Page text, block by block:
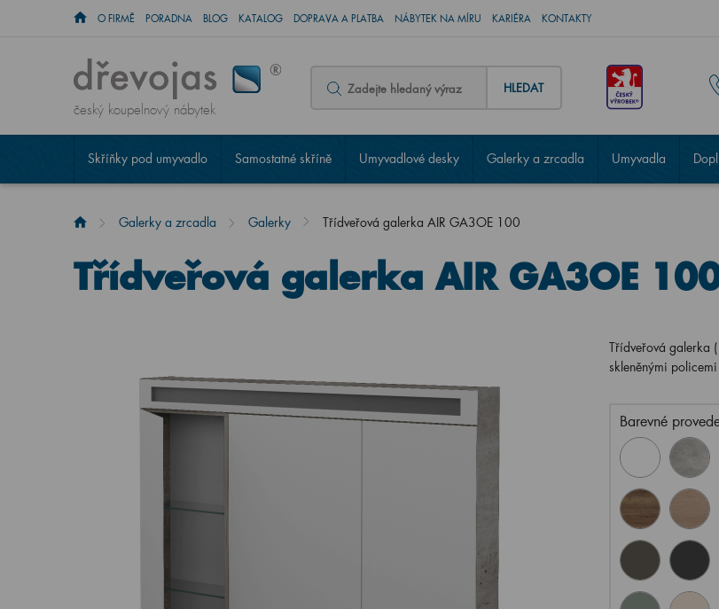
O FIRMĚ PORADNA BLOG KATALOG DOPRAVA A PLATBA NÁBYTEK NA MÍRU KARIÉRA KONTAKTY
český koupelnový nábytek
HLEDAT
Skříňky pod umyvadlo Samostatné skříně Umyvadlové desky Galerky a zrcadla Umyvadla
Galerky a zrcadla Galerky Třídveřová galerka AIR GA3OE 100
Třídveřová galerka AIR GA3OE
Třídveřová galerka
skleněnými policemi
Barevné